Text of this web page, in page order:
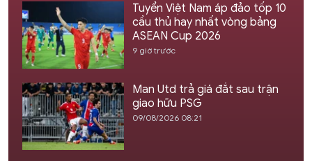
Tuyển Việt Nam áp đảo tốp 10
cầu thủ hay nhất vòng bảng
ASEAN Cup 2026
9 giờ trước
Man Utd trả giá đắt sau trận
giao hữu PSG
09/08/2026 08:21